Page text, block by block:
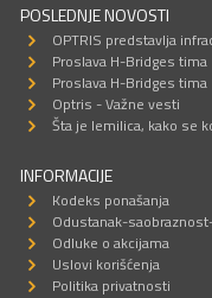
POSLEDNJE NOVOSTI
OPTRIS predstavlja
Proslava H-Bridges tima
Proslava H-Bridges tima
Optris - Važne vesti
Šta je lemilica, kako se
INFORMACIJE
Kodeks ponašanja
Odustanak-
Odluke o akcijama
Uslovi korišćenja
Politika privatnosti